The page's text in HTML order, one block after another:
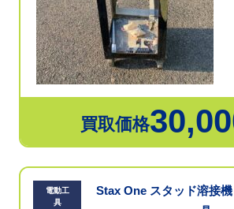
買取価格
電動工
具
Stax One スタッド溶接